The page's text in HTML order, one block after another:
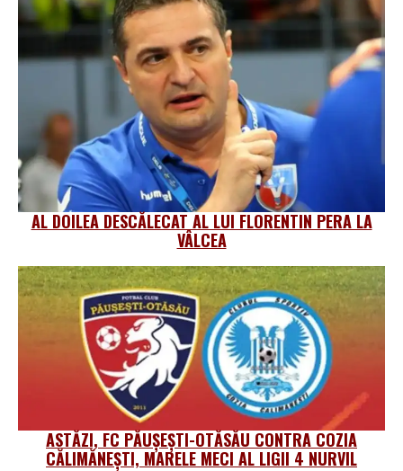
AL DOILEA DESCĂLECAT AL LUI FLORENTIN PERA LA
VÂLCEA
ASTĂZI, FC PĂUȘEȘTI-OTĂSĂU CONTRA COZIA
CĂLIMĂNEȘTI, MARELE MECI AL LIGII 4 NURVIL